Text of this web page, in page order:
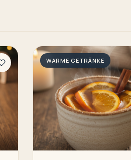
WARME GETRÄNKE